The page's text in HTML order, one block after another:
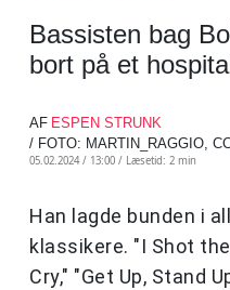
Bassisten bag
bort på et
AF ESPEN STRUNK
/ FOTO: MARTIN_RAGGIO,
05.02.2024 / 13:00 / Læsetid: 2 min
Han lagde bunden i
klassikere. "I Shot
Cry," "Get Up, Stand